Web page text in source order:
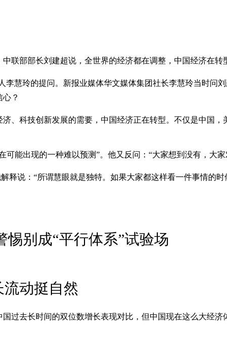
联部部长刘建超说，全世界的经济都在调整，中国经济在转
慧玲的提问。新报业媒体华文媒体集团社长李慧玲当时问刘
？
、科技创新发展的需要，中国经济正在转型。不仅是中国，
能出现的一种难以预测”。他又反问：“大家想到没有，大
释说：“所谓慧眼就是独特。如果大家都这样看一件事情的
别成“平行体系”试验场
动挺自然
过去长时间的双位数增长表现对比，但中国现在这么大经济